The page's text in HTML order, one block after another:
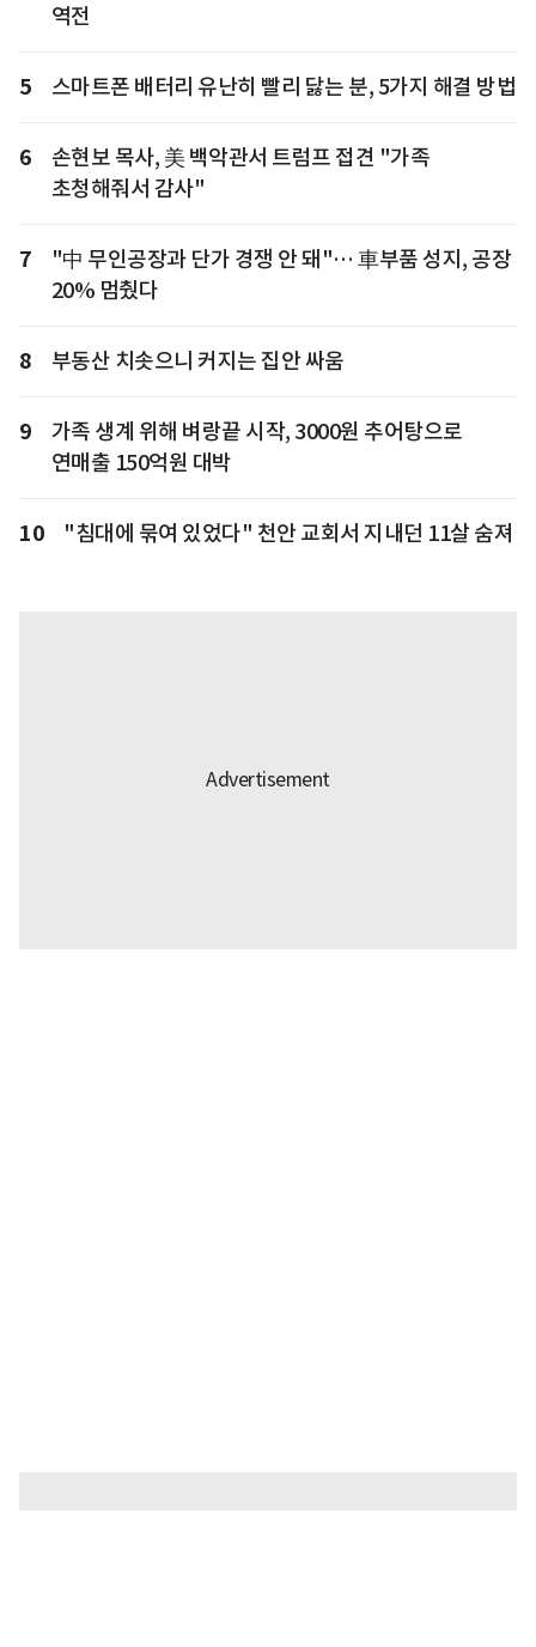
역전
5 스마트폰 배터리 유난히 빨리 닳는 분, 5가지 해결 방법
6
손현보 목사, 美 백악관서 트럼프 접견 "가족
초청해줘서 감사"
7
"中 무인공장과 단가 경쟁 안 돼"… 車부품 성지, 공장
20% 멈췄다
8 부동산 치솟으니 커지는 집안 싸움
9
가족 생계 위해 벼랑끝 시작, 3000원 추어탕으로
연매출 150억원 대박
10 "침대에 묶여 있었다" 천안 교회서 지내던 11살 숨져